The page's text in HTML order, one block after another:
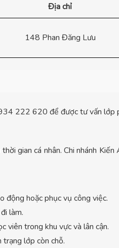
Địa chỉ
148 Phan Đăng Lưu
222 620 để được tư vấn lớp
gian cá nhân. Chi nhánh Kiến
động hoặc phục vụ công việc.
làm.
viên trong khu vực và lân cận.
lớp còn chỗ.